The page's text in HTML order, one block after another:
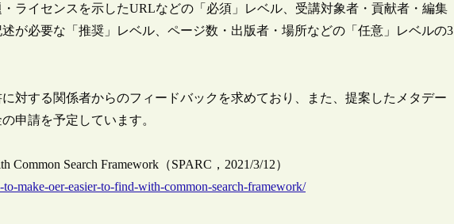
ライセンスを示したURLなどの「必須」レベル、受講対象者・貢献者・編集
が必要な「推奨」レベル、ページ数・出版者・場所などの「任意」レベルの3
対する関係者からのフィードバックを求めており、また、提案したメタデー
申請を予定しています。
Common Search Framework（SPARC，2021/3/12）
make-oer-easier-to-find-with-common-search-framework/